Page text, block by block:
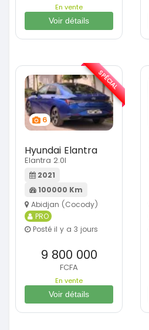
En vente
Voir détails
6
Hyundai Elantra
Elantra 2.0l
2021
100000 Km
Abidjan (Cocody)
PRO
Posté il y a 3 jours
9 800 000
FCFA
En vente
Voir détails
SPÉCIAL